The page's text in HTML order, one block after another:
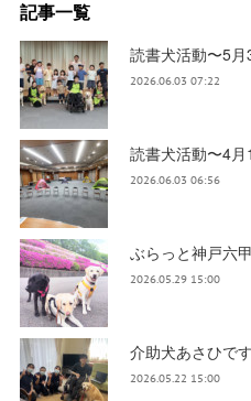
記事一覧
読書犬活動〜5
2026.06.03 07:22
読書犬活動〜4
2026.06.03 06:56
ぶらっと神戸六
2026.05.29 15:00
介助犬あさひです
2026.05.22 15:00